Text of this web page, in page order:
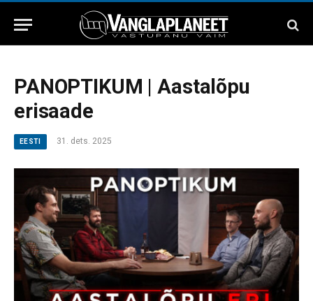
PANOPTIKUM | Aastalõpu
erisaade
EESTI 31. dets. 2025